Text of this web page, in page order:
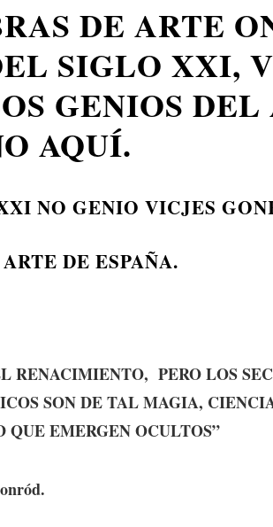
DE ARTE
SIGLO XXI,
GENIOS DEL
AQUÍ.
NO GENIO VICJES
DE ESPAÑA.
RENACIMIENTO, PERO LOS
SON DE TAL MAGIA,
EMERGEN OCULTOS”